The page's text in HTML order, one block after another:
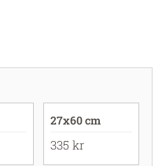
27x60 cm
335 kr